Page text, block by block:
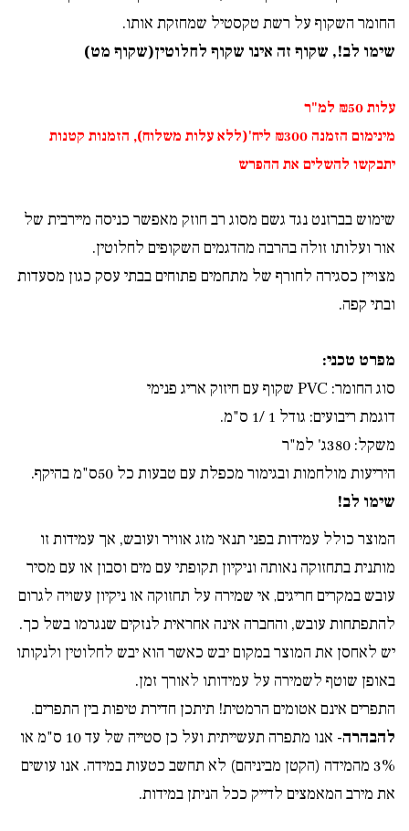
החומר השקוף על רשת טקסטיל שמחזקת אותו.
שימו לב!, שקוף זה אינו שקוף לחלוטין(שקוף מט)
עלות ₪50 למ"ר
מינימום הזמנה ₪300 ליח'(ללא עלות משלוח), הזמנות קטנות
יתבקשו להשלים את ההפרש
שימוש בברזנט נגד גשם מסוג רב חוזק מאפשר כניסה מיירבית של
אור ועלותו זולה בהרבה מהדגמים השקופים לחלוטין.
מצויין כסגירה לחורף של מתחמים פתוחים בבתי עסק כגון מסעדות
ובתי קפה.
מפרט טכני:
סוג החומר: PVC שקוף עם חיזוק אריג פנימי
דוגמת ריבועים: גודל 1 /1 ס"מ.
משקל: 380ג' למ"ר
היריעות מולחמות ובגימור מכפלת עם טבעות כל 50ס"מ בהיקף.
שימו לב!
המוצר כולל עמידות בפני תנאי מזג אוויר ועובש, אך עמידות זו
מותנית בתחזוקה נאותה וניקיון תקופתי עם מים וסבון או עם מסיר
עובש במקרים חריגים, אי שמירה על תחזוקה או ניקיון עשויה לגרום
להתפתחות עובש, והחברה אינה אחראית לנזקים שנגרמו בשל כך.
יש לאחסן את המוצר במקום יבש כאשר הוא יבש לחלוטין ולנקותו
באופן שוטף לשמירה על עמידותו לאורך זמן.
התפרים אינם אטומים הרמטית! תיתכן חדירת טיפות בין התפרים.
להבהרה
- אנו מתפרה תעשייתית ועל כן סטייה של עד 10 ס"מ או
3% מהמידה (הקטן מביניהם) לא תחשב כטעות במידה. אנו עושים
את מירב המאמצים לדייק ככל הניתן במידות.